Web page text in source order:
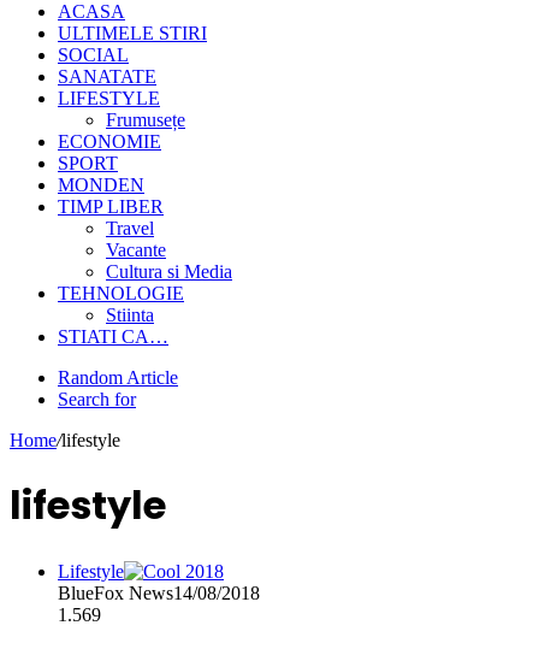
ACASA
ULTIMELE STIRI
SOCIAL
SANATATE
LIFESTYLE
Frumusețe
ECONOMIE
SPORT
MONDEN
TIMP LIBER
Travel
Vacante
Cultura si Media
TEHNOLOGIE
Stiinta
STIATI CA…
Random Article
Search for
Home/lifestyle
lifestyle
Lifestyle
BlueFox News14/08/2018
1.569